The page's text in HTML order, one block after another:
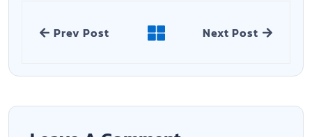
Prev Post Next Post